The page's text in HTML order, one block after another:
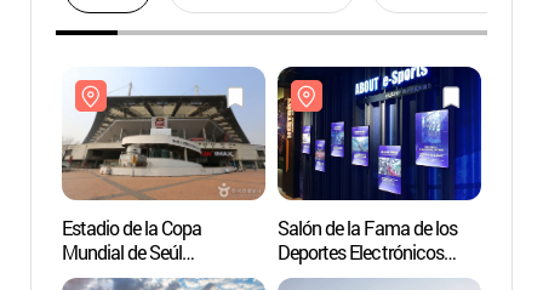
Estadio de la Copa
Mundial de Seúl
(서울월드컵경기장)
Salón de la Fama de los
Deportes Electrónicos
(e스포츠 명예의 전당)